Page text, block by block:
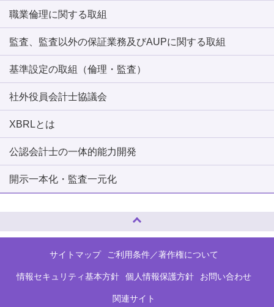
職業倫理に関する取組
監査、監査以外の保証業務及びAUPに関する取組
基準設定の取組（倫理・監査）
社外役員会計士協議会
XBRLとは
公認会計士の一体的能力開発
開示一本化・監査一元化
サイトマップ ご利用条件／著作権について
情報セキュリティ基本方針 個人情報保護方針 お問い合わせ
関連サイト